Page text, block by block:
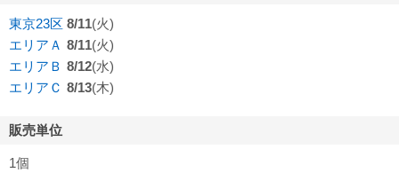
東京23区 8/11(火)
エリアＡ 8/11(火)
エリアＢ 8/12(水)
エリアＣ 8/13(木)
販売単位
1個